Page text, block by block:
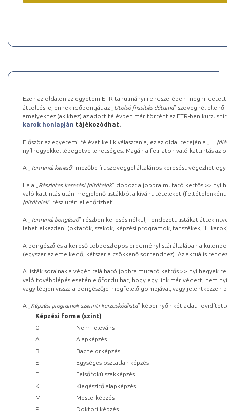
Ezen az oldalon az egyetem ETR tanulmányi rendszerében
áttöltésre, ennek időpontját az „ Utolsó frissítés dátuma” szövegnél
amelyekhez (akikhez) az adott félévben már történt az ETR-ben
karok honlapján tájékozódhat.
Először az egyetemi félévet kell kiválasztania, ez az oldal tetején a „
…
nyílhegyekkel lépegetve lehetséges. Magán a feliraton való kattintás az
A „ Tanrendi kereső” mezőbe írt szöveggel általános keresést végezhet
Ha a „ Részletes keresési feltételek” dobozt a jobbra mutató kettős >>
való kattintás után megjelenő listákból a kívánt tételeket (feltételenként
feltételek” rész után ellenőrizheti.
A „ Tanrendi böngésző” részben keresés nélkül, rendezett listákat
lehet elkezdeni (oktatók, szakok, képzési programok, tanszékek, ill.
A böngésző és a kereső többoszlopos eredménylistái általában a
(egyszer az emelkedő, kétszer a csökkenő sorrendhez). Az aktuális
A listák sorainak a végén található jobbra mutató kettős >> nyílhegyek
való továbblépés esetén előfordulhat, hogy egy link már védett, nem
vagy lépjen vissza a böngészője megfelelő gombjával, vagy
A „ Képzési programok szerinti kurzuskódlista” képernyőn két adat
Képzési forma (szint)
0
Nem releváns
A
Alapképzés
B
Bachelorképzés
E
Egységes osztatlan képzés
F
Felsőfokú szakképzés
K
Kiegészítő alapképzés
M
Mesterképzés
P
Doktori képzés